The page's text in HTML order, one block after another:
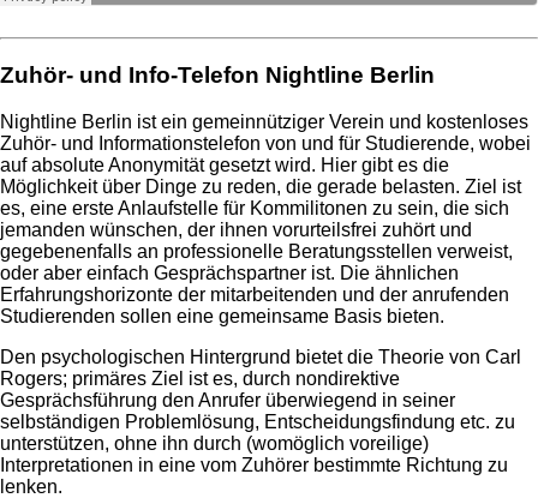
Zuhör- und Info-Telefon Nightline Berlin
Nightline Berlin ist ein gemeinnütziger Verein und kostenloses
Zuhör- und Informationstelefon von und für Studierende, wobei
auf absolute Anonymität gesetzt wird. Hier gibt es die
Möglichkeit über Dinge zu reden, die gerade belasten. Ziel ist
es, eine erste Anlaufstelle für Kommilitonen zu sein, die sich
jemanden wünschen, der ihnen vorurteilsfrei zuhört und
gegebenenfalls an professionelle Beratungsstellen verweist,
oder aber einfach Gesprächspartner ist. Die ähnlichen
Erfahrungshorizonte der mitarbeitenden und der anrufenden
Studierenden sollen eine gemeinsame Basis bieten.
Den psychologischen Hintergrund bietet die Theorie von Carl
Rogers; primäres Ziel ist es, durch nondirektive
Gesprächsführung den Anrufer überwiegend in seiner
selbständigen Problemlösung, Entscheidungsfindung etc. zu
unterstützen, ohne ihn durch (womöglich voreilige)
Interpretationen in eine vom Zuhörer bestimmte Richtung zu
lenken.